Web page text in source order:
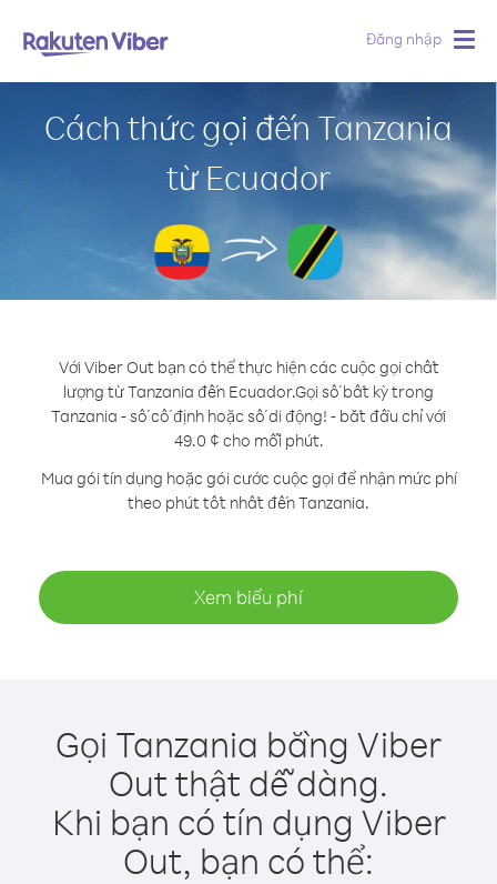
Đăng nhập
Cách thức gọi đến Tanzania
từ Ecuador
Với Viber Out bạn có thể thực hiện các cuộc gọi chất
lượng từ Tanzania đến Ecuador.Gọi số bất kỳ trong
Tanzania - số cố định hoặc số di động! - bắt đầu chỉ với
49.0 ¢ cho mỗi phút.
Mua gói tín dụng hoặc gói cước cuộc gọi để nhận mức phí
theo phút tốt nhất đến Tanzania.
Xem biểu phí
Gọi Tanzania bằng Viber
Out thật dễ dàng.
Khi bạn có tín dụng Viber
Out, bạn có thể: